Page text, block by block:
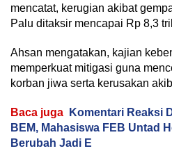
mencatat, kerugian akibat
Palu ditaksir mencapai Rp 8,3
Ahsan mengatakan, kajian
memperkuat mitigasi guna
korban jiwa serta kerusakan
Baca juga
Komentari Reaksi
BEM, Mahasiswa FEB Untad
Berubah Jadi E